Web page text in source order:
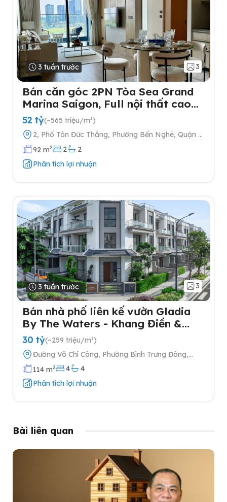
3 tuần trước 3
Bán căn góc 2PN Tòa Sea Grand
Marina Saigon, Full nội thất cao
cấp
52 tỷ(~565 triệu/m²)
2, Phố Tôn Đức Thắng, Phường Bến Nghé, Quận 1,
Thành phố Hồ Chí Minh
92 m2 2
2
Phân tích lợi nhuận
3 tuần trước 3
Bán nhà phố liên kế vườn Gladia
By The Waters - Khang Điền &
Keppel tại Quận 2
30 tỷ(~259 triệu/m²)
Đường Võ Chí Công, Phường Bình Trưng Đông,
Quận 2, Thành phố Hồ Chí Minh
114 m2 4
4
Phân tích lợi nhuận
Bài liên quan